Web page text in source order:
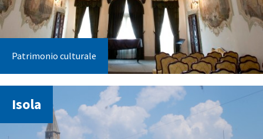
Patrimonio culturale
Isola